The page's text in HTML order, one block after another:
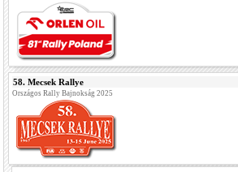
58. Mecsek Rallye
Országos Rally Bajnokság 2025